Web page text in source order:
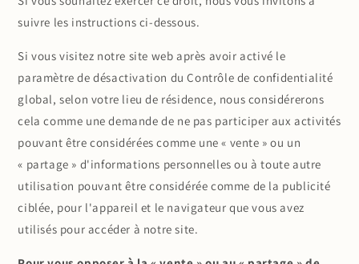
suivre les instructions ci-dessous.
Si vous visitez notre site web après avoir activé le
paramètre de désactivation du Contrôle de confidentialité
global, selon votre lieu de résidence, nous considérerons
cela comme une demande de ne pas participer aux activités
pouvant être considérées comme une « vente » ou un
« partage » d'informations personnelles ou à toute autre
utilisation pouvant être considérée comme de la publicité
ciblée, pour l'appareil et le navigateur que vous avez
utilisés pour accéder à notre site.